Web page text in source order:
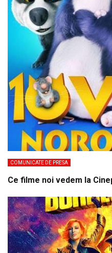
COMUNICATE DE PRESA
Ce filme noi vedem la